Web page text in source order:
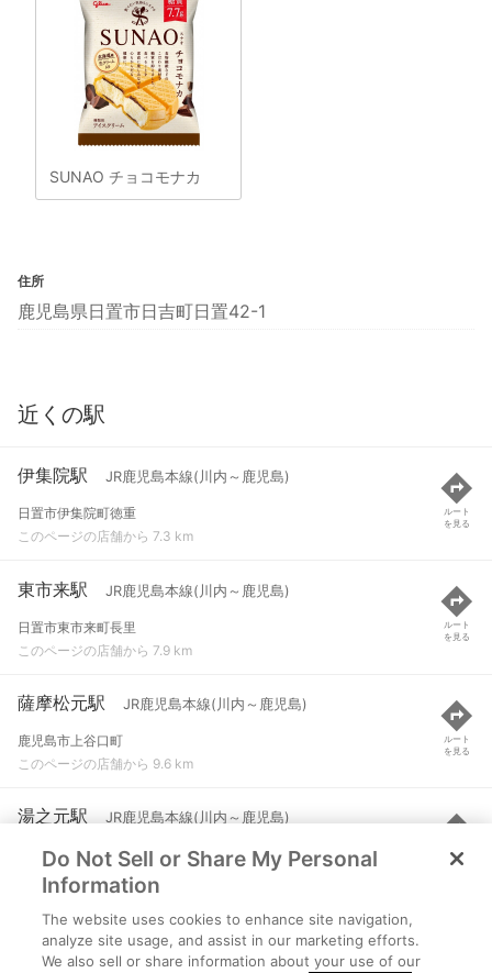
SUNAO チョコモナカ
住所
鹿児島県日置市日吉町日置42-1
近くの駅
伊集院駅 JR鹿児島本線(川内～鹿児島)
日置市伊集院町徳重
このページの店舗から 7.3 km
ルート
を見る
東市来駅 JR鹿児島本線(川内～鹿児島)
日置市東市来町長里
このページの店舗から 7.9 km
ルート
を見る
薩摩松元駅 JR鹿児島本線(川内～鹿児島)
鹿児島市上谷口町
このページの店舗から 9.6 km
ルート
を見る
湯之元駅 JR鹿児島本線(川内～鹿児島)
日置市東市来町湯田
このページの店舗から 10 km
ルート
を見る
上伊集院駅 JR鹿児島本線(川内～鹿児島)
鹿児島市上谷口町
Do Not Sell or Share My Personal
Information
The website uses cookies to enhance site navigation,
analyze site usage, and assist in our marketing efforts.
We also sell or share information about your use of our